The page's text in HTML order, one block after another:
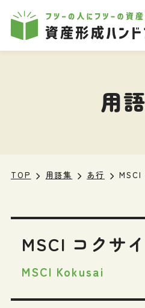
本文へ移動
用
TOP 用語集 あ行 MSCI
MSCI コクサイ
MSCI Kokusai